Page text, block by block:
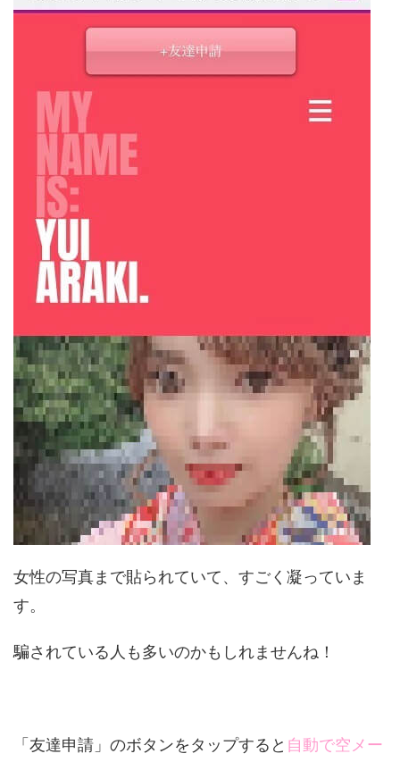
女性の写真まで貼られていて、すごく凝っていま
す。
騙されている人も多いのかもしれませんね！
「友達申請」のボタンをタップすると 自動で空メー